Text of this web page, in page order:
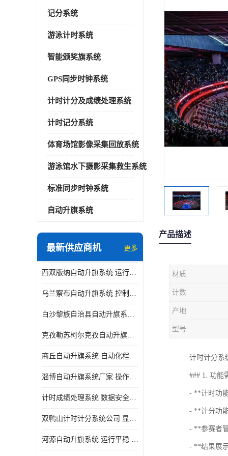
记分系统
游泳计时系统
智能颁奖旗系统
GPS同步时钟系统
计时计分及成绩处理系统
计时记分系统
体育场馆影像采集回放系统
游泳馆水下摄影采集救生系统
标准同步时钟系统
自动升旗系统
最新供应商机 更多
西双版纳自动升旗系统 运行平稳 功能强大
乌兰察布自动升旗系统 控制灵活 设计简单 灵活 提高工作效率
白沙黎族自治县自动升旗系统 操作简单 提高工作效率 安装简单
克孜勒苏柯尔克孜自动升旗系统 运行平稳 安装简单
商丘自动升旗系统 自动化程度高 提高工作效率
淄博自动升旗系统厂家 操作简单 提高工作效率
计时成绩处理系统 数据安全稳定准确 提升场馆形象 操作简便
双鸭山计时计分系统公司 显示效果好 提升场馆形象
河源自动升旗系统 运行平稳 设计简单 灵活
产品描述
材质
计数
产地
型号
计时计分系
### 1. 功能
- **计时功
- **计分功
- **参赛者
- **结果展